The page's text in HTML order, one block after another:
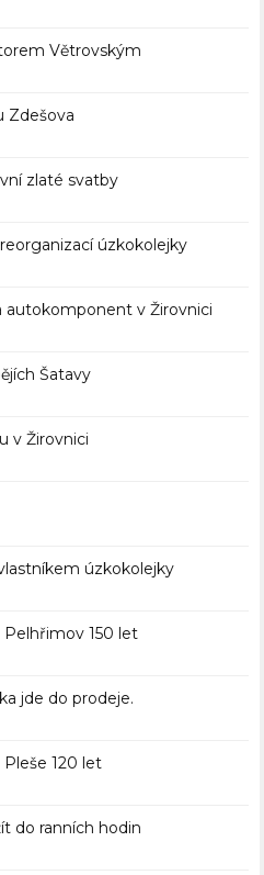
Větrovským
Zdešova
zlaté svatby
úzkokolejky
autokomponent v Žirovnici
Šatavy
v Žirovnici
úzkokolejky
150 let
jde do prodeje.
120 let
do ranních hodin